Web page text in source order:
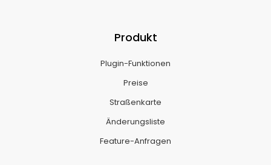
Produkt
Plugin-Funktionen
Preise
Straßenkarte
Änderungsliste
Feature-Anfragen